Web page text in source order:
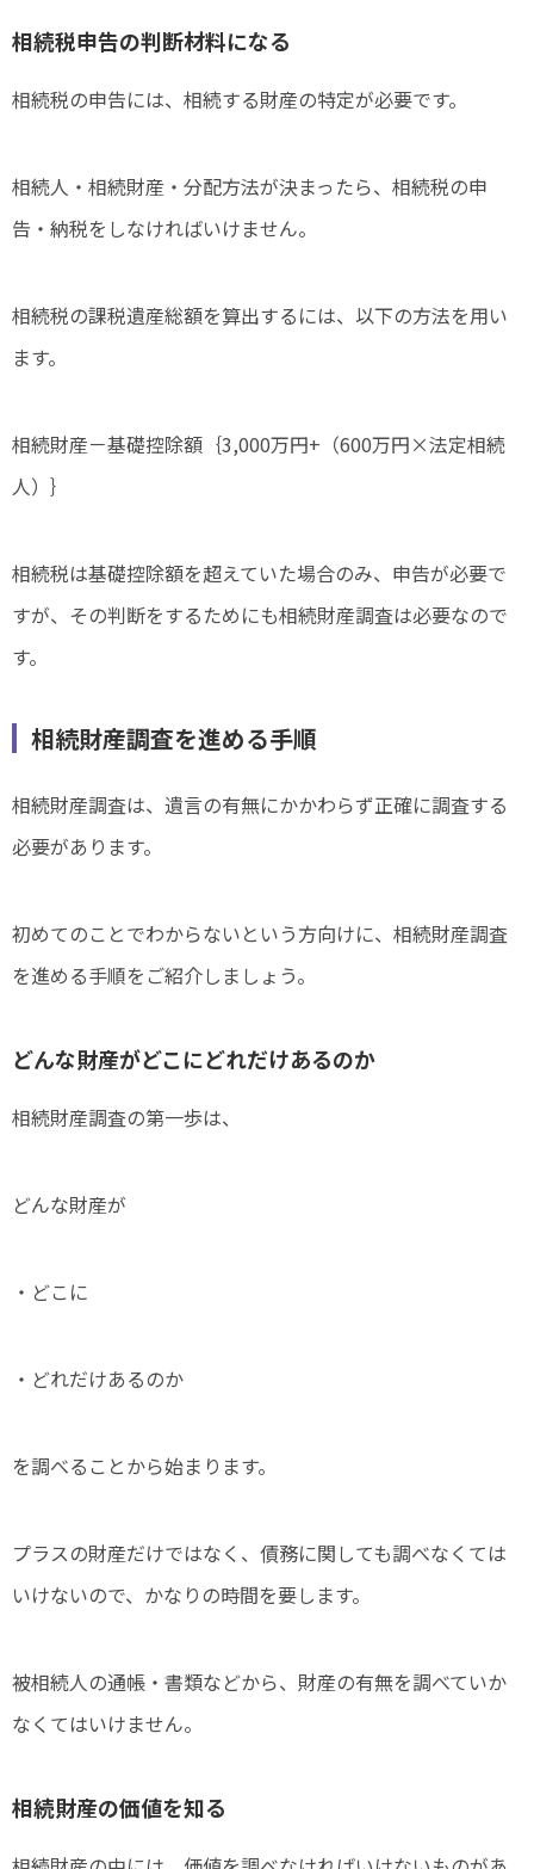
相続税申告の判断材料になる
相続税の申告には、相続する財産の特定が必要です。
相続人・相続財産・分配方法が決まったら、相続税の申
告・納税をしなければいけません。
相続税の課税遺産総額を算出するには、以下の方法を用い
ます。
相続財産－基礎控除額｛3,000万円+（600万円×法定相続
人）｝
相続税は基礎控除額を超えていた場合のみ、申告が必要で
すが、その判断をするためにも相続財産調査は必要なので
す。
相続財産調査を進める手順
相続財産調査は、遺言の有無にかかわらず正確に調査する
必要があります。
初めてのことでわからないという方向けに、相続財産調査
を進める手順をご紹介しましょう。
どんな財産がどこにどれだけあるのか
相続財産調査の第一歩は、
どんな財産が
・どこに
・どれだけあるのか
を調べることから始まります。
プラスの財産だけではなく、債務に関しても調べなくては
いけないので、かなりの時間を要します。
被相続人の通帳・書類などから、財産の有無を調べていか
なくてはいけません。
相続財産の価値を知る